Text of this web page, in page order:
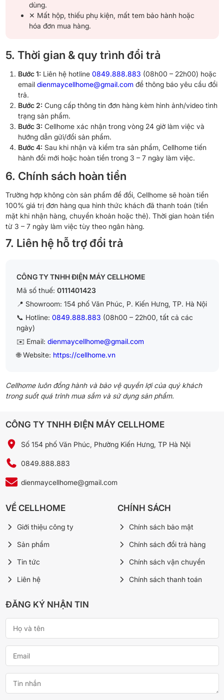
dùng.
✕ Mất hộp, thiếu phụ kiện, mất tem bảo hành hoặc
hóa đơn mua hàng.
5. Thời gian & quy trình đổi trả
Bước 1: Liên hệ hotline 0849.888.883 (08h00 – 22h00) hoặc
email dienmaycellhome@gmail.comđể thông báo yêu cầu đổi
trả.
Bước 2: Cung cấp thông tin đơn hàng kèm hình ảnh/video tình
trạng sản phẩm.
Bước 3: Cellhome xác nhận trong vòng 24 giờ làm việc và
hướng dẫn gửi/đổi sản phẩm.
Bước 4: Sau khi nhận và kiểm tra sản phẩm, Cellhome tiến
hành đổi mới hoặc hoàn tiền trong 3 – 7 ngày làm việc.
6. Chính sách hoàn tiền
Trường hợp không còn sản phẩm để đổi, Cellhome sẽ hoàn tiền
100% giá trị đơn hàng qua hình thức khách đã thanh toán (tiền
mặt khi nhận hàng, chuyển khoản hoặc thẻ). Thời gian hoàn tiền
từ 3 – 7 ngày làm việc tùy theo ngân hàng.
7. Liên hệ hỗ trợ đổi trả
CÔNG TY TNHH ĐIỆN MÁY CELLHOME
Mã số thuế: 0111401423
📍 Showroom: 154 phố Văn Phúc, P. Kiến Hưng, TP. Hà Nội
📞 Hotline: 0849.888.883 (08h00 – 22h00, tất cả các
ngày)
✉️ Email: dienmaycellhome@gmail.com
🌐 Website: https://cellhome.vn
Cellhome luôn đồng hành và bảo vệ quyền lợi của quý khách
trong suốt quá trình mua sắm và sử dụng sản phẩm.
CÔNG TY TNHH ĐIỆN MÁY CELLHOME
Số 154 phố Văn Phúc, Phường Kiến Hưng, TP Hà Nội
0849.888.883
dienmaycellhome@gmail.com
VỀ CELLHOME
Giới thiệu công ty
Sản phẩm
Tin tức
Liên hệ
CHÍNH SÁCH
Chính sách bảo mật
Chính sách đổi trả hàng
Chính sách vận chuyển
Chính sách thanh toán
ĐĂNG KÝ NHẬN TIN